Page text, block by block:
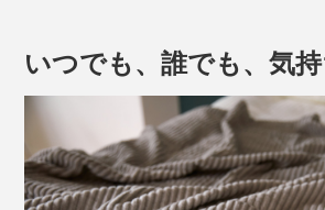
毛足が短い『GRAU』は、軽く感じ
りにもおすすめです。体が冷え
『GRAU』を羽織ったまま、キッチ
たり、軽く体を動かしたり。
いつでも、誰でも、気